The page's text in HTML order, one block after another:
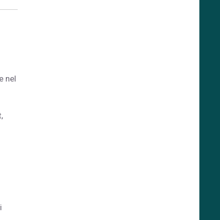
nel